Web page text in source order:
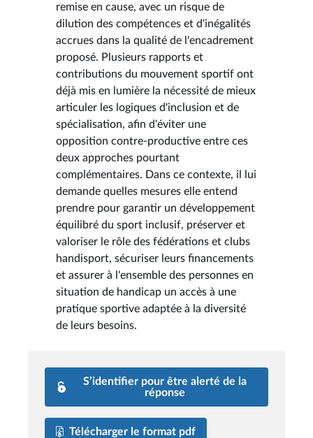
remise en cause, avec un risque de
dilution des compétences et d'inégalités
accrues dans la qualité de l'encadrement
proposé. Plusieurs rapports et
contributions du mouvement sportif ont
déjà mis en lumière la nécessité de mieux
articuler les logiques d'inclusion et de
spécialisation, afin d'éviter une
opposition contre-productive entre ces
deux approches pourtant
complémentaires. Dans ce contexte, il lui
demande quelles mesures elle entend
prendre pour garantir un développement
équilibré du sport inclusif, préserver et
valoriser le rôle des fédérations et clubs
handisport, sécuriser leurs financements
et assurer à l'ensemble des personnes en
situation de handicap un accès à une
pratique sportive adaptée à la diversité
de leurs besoins.
S’identifier pour être alerté de la
réponse
Télécharger le format pdf